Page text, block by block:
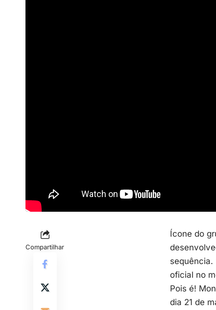
Compartilhar
Ícone do
oficial no
Pois é!
dia 21 de